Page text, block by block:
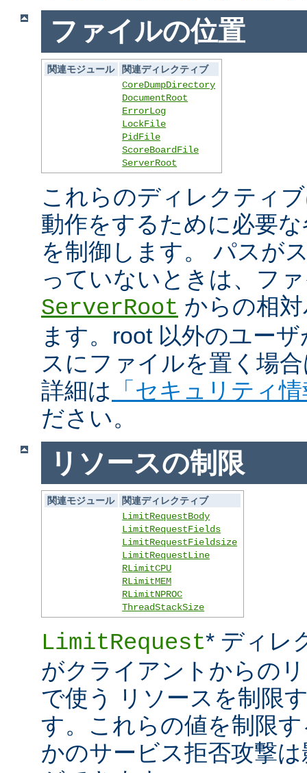
ファイルの位置
関連モジュール
関連ディレクティブ
CoreDumpDirectory
DocumentRoot
ErrorLog
LockFile
PidFile
ScoreBoardFile
ServerRoot
これらのディレクティ
動作をするために必要
を制御します。 パスが
っていないときは、フ
ServerRoot からの相
ます。root 以外のユー
スにファイルを置く場
詳細は
「セキュリティ
ださい。
リソースの制限
関連モジュール
関連ディレクティブ
LimitRequestBody
LimitRequestFields
LimitRequestFieldsize
LimitRequestLine
RLimitCPU
RLimitMEM
RLimitNPROC
ThreadStackSize
LimitRequest* ディレ
がクライアントからの
で使う リソースを制限
す。これらの値を制限
かのサービス拒否攻撃